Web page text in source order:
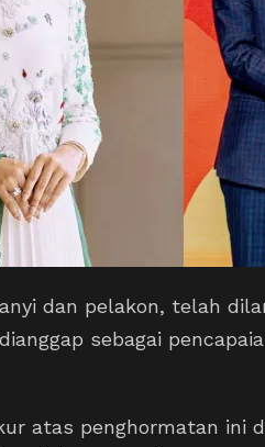
dan pelakon, telah
sebagai
atas penghormatan ini